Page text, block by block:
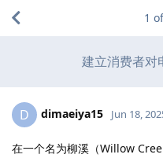
建立消费者对
1
D dimaeiya15 Jun 18,
在一个名为柳溪（Willow